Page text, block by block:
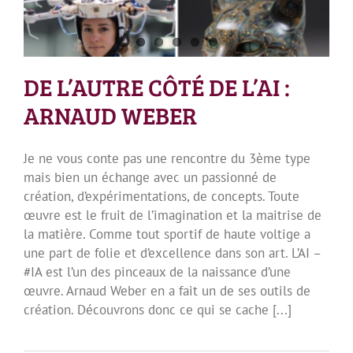
DE L’AUTRE CÔTÉ DE L’AI :
ARNAUD WEBER
Je ne vous conte pas une rencontre du 3ème type
mais bien un échange avec un passionné de
création, d’expérimentations, de concepts. Toute
œuvre est le fruit de l’imagination et la maitrise de
la matière. Comme tout sportif de haute voltige a
une part de folie et d’excellence dans son art. L’AI –
#IA est l’un des pinceaux de la naissance d’une
œuvre. Arnaud Weber en a fait un de ses outils de
création. Découvrons donc ce qui se cache [...]